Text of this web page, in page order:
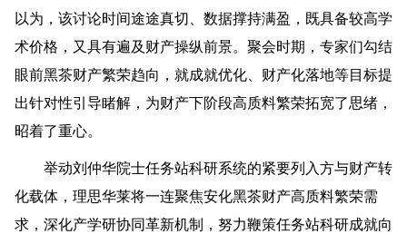
以为，该讨论时间途途真切、数据撑持满盈，既具备较高学
术价格，又具有遍及财产操纵前景。聚会时期，专家们勾结
眼前黑茶财产繁荣趋向，就成就优化、财产化落地等目标提
出针对性引导睹解，为财产下阶段高质料繁荣拓宽了思绪，
昭着了重心。
举动刘仲华院士任务站科研系统的紧要列入方与财产转
化载体，理思华莱将一连聚焦安化黑茶财产高质料繁荣需
求，深化产学研协同革新机制，努力鞭策任务站科研成就向